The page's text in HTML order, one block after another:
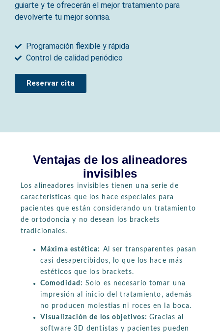
guiarte y te ofrecerán el mejor tratamiento para
devolverte tu mejor sonrisa.
Programación flexible y rápida
Control de calidad periódico
Reservar cita
Ventajas de los alineadores
invisibles
Los alineadores invisibles tienen una serie de
características que los hace especiales para
pacientes que están considerando un tratamiento
de ortodoncia y no desean los brackets
tradicionales.
Máxima estética: Al ser transparentes pasan
casi desapercibidos, lo que los hace más
estéticos que los brackets.
Comodidad: Solo es necesario tomar una
impresión al inicio del tratamiento, además
no producen molestias ni roces en la boca.
Visualización de los objetivos:Gracias al
software 3D dentistas y pacientes pueden